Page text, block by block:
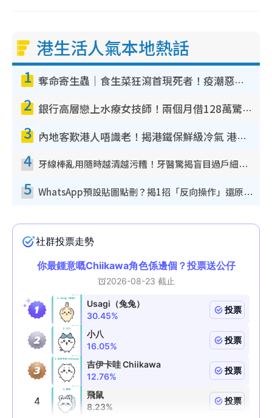
港生活人氣本地熱話
1 奪命寄生蟲｜食生菜狂瀉首現死者！疫潮惡化錄1.8萬宗病例 揭洗菜3大謬誤
2 銀行高層戀上水療女技師！兩個月借128萬驚覺「沉船」沉落火海 揭背後疑似邪教操控賣淫
3 內地客歎港人唔識老！揭港鐵保鮮級冷氣 港人求放過：咪投訴
4 牙線棒亂用隨時越清越污糟！牙醫驚揭盲目過戶細菌恐致蛀牙：呢種先係日常真保養
5 WhatsApp預設貼圖點刪？揭1招「反向操作」還原簡潔介面 附3步實測教學